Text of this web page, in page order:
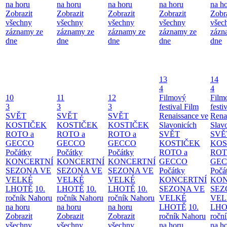
na horu
Zobrazit
všechny
záznamy ze
dne
na horu
Zobrazit
všechny
záznamy ze
dne
na horu
Zobrazit
všechny
záznamy ze
dne
na horu
Zobrazit
všechny
záznamy ze
dne
na
dne
10
3
SVĚT
KOSTIČEK
ROTO a
GECCO
Počátky
KONCERTNÍ
SEZONA VE
VELKÉ
LHOTĚ 10.
ročník Nahoru
na horu
Zobrazit
všechny
11
3
SVĚT
KOSTIČEK
ROTO a
GECCO
Počátky
KONCERTNÍ
SEZONA VE
VELKÉ
LHOTĚ 10.
ročník Nahoru
na horu
Zobrazit
všechny
12
3
SVĚT
KOSTIČEK
ROTO a
GECCO
Počátky
KONCERTNÍ
SEZONA VE
VELKÉ
LHOTĚ 10.
ročník Nahoru
na horu
Zobrazit
všechny
13
4
Filmový
festival Film
Renaissance ve
Slavonicích
SVĚT
KOSTIČEK
ROTO a
GECCO
Počátky
KONCERTNÍ
SEZONA VE
VELKÉ
LHOTĚ 10.
ročník Nahoru
na horu
14
4
na